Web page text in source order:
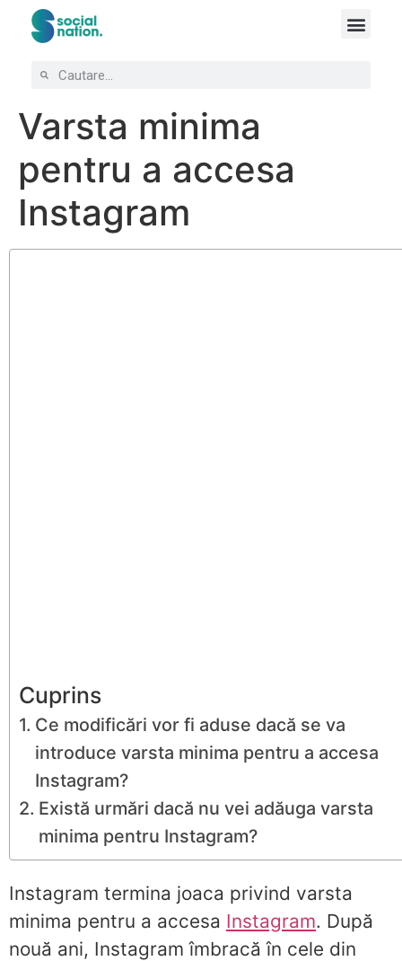
Varsta minima
pentru a accesa
Instagram
Cuprins
Ce modificări vor fi aduse dacă se va
introduce varsta minima pentru a accesa
Instagram?
Există urmări dacă nu vei adăuga varsta
minima pentru Instagram?
Instagram termina joaca privind varsta
minima pentru a accesa Instagram. După
nouă ani, Instagram îmbracă în cele din